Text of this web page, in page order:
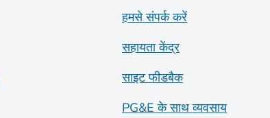
हमसे संपर्क करें
सहायता केंद्र
साइट फीडबैक
PG&E के साथ व्यवसाय